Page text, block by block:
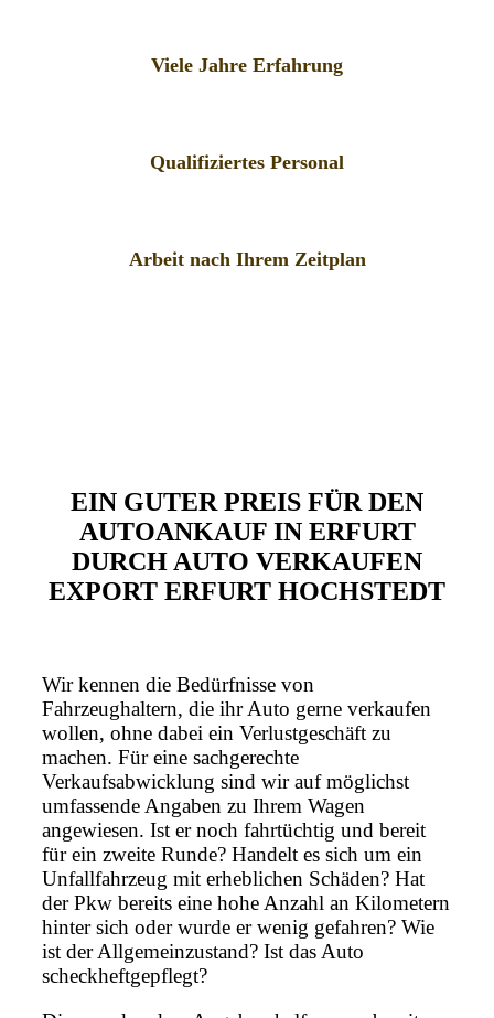
Viele Jahre Erfahrung
Qualifiziertes Personal
Arbeit nach Ihrem Zeitplan
EIN GUTER PREIS FÜR DEN
AUTOANKAUF IN ERFURT
DURCH AUTO VERKAUFEN
EXPORT ERFURT HOCHSTEDT
Wir kennen die Bedürfnisse von
Fahrzeughaltern, die ihr Auto gerne verkaufen
wollen, ohne dabei ein Verlustgeschäft zu
machen. Für eine sachgerechte
Verkaufsabwicklung sind wir auf möglichst
umfassende Angaben zu Ihrem Wagen
angewiesen. Ist er noch fahrtüchtig und bereit
für ein zweite Runde? Handelt es sich um ein
Unfallfahrzeug mit erheblichen Schäden? Hat
der Pkw bereits eine hohe Anzahl an Kilometern
hinter sich oder wurde er wenig gefahren? Wie
ist der Allgemeinzustand? Ist das Auto
scheckheftgepflegt?